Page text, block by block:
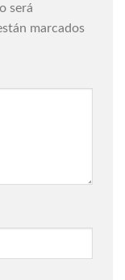
será
marcados